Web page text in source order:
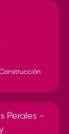
Perales –